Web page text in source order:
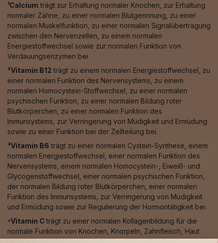
¹Calcium trägt zur Erhaltung normaler Knochen, zur Erhaltung
normaler Zähne, zu einer normalen Blutgerinnung, zu einer
normalen Muskelfunktion, zu einer normalen Signalübertragung
zwischen den Nervenzellen, zu einem normalen
Energiestoffwechsel sowie zur normalen Funktion von
Verdauungsenzymen bei.
²Vitamin B12 trägt zu einem normalen Energiestoffwechsel, zu
einer normalen Funktion des Nervensystems, zu einem
normalen Homocystein-Stoffwechsel, zu einer normalen
psychischen Funktion, zu einer normalen Bildung roter
Blutkörperchen, zu einer normalen Funktion des
Immunsystems, zur Verringerung von Müdigkeit und Ermüdung
sowie zu einer Funktion bei der Zellteilung bei.
³Vitamin B6 trägt zu einer normalen Cystein-Synthese, einem
normalen Energiestoffwechsel, einer normalen Funktion des
Nervensystems, einem normalen Homocystein-, Eiweiß- und
Glycogenstoffwechsel, einer normalen psychischen Funktion,
der normalen Bildung roter Blutkörperchen, einer normalen
Funktion des Immunsystems, zur Verringerung von Müdigkeit
und Ermüdung sowie zur Regulierung der Hormontätigkeit bei.
⁴Vitamin Cträgt zu einer normalen Kollagenbildung für die
normale Funktion von Knochen, Knorpeln, Zahnfleisch, Haut
und Zähnen, zu einem normalen Energiestoffwechsel, einer